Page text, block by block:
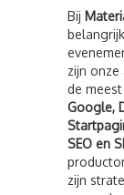
Bij
zijn
de
Google,
SEO en
zijn